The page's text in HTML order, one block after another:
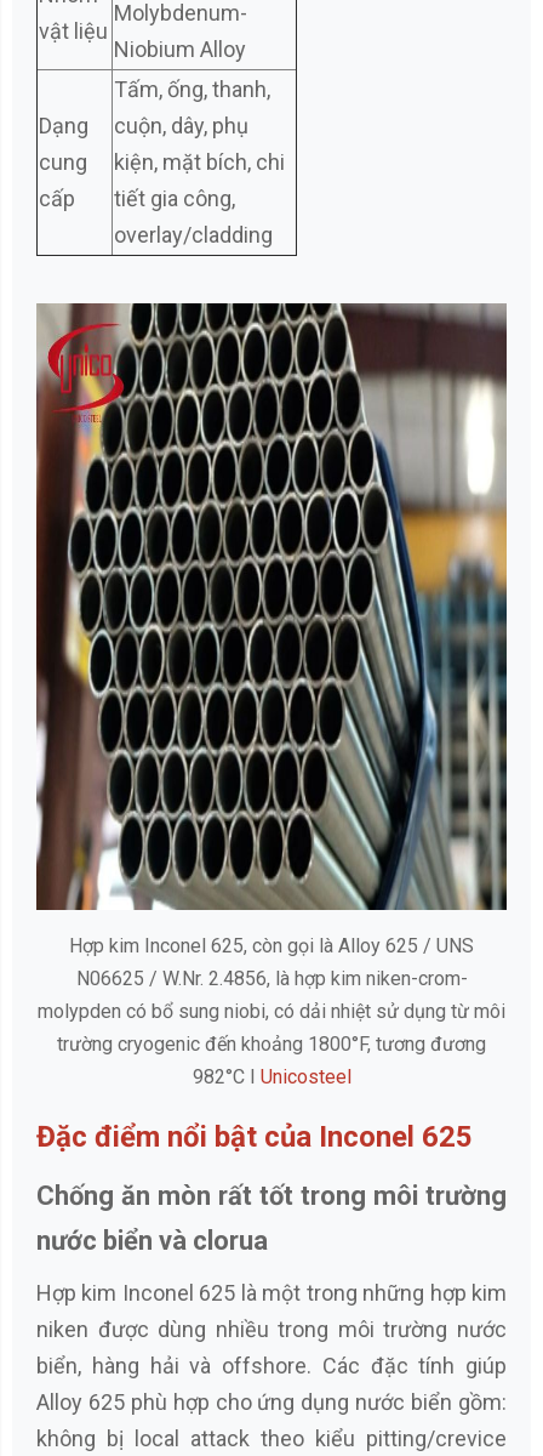
vật liệu
Molybdenum-
Niobium Alloy
Dạng
cung
cấp
Tấm, ống, thanh,
cuộn, dây, phụ
kiện, mặt bích, chi
tiết gia công,
overlay/cladding
Hợp kim Inconel 625, còn gọi là Alloy 625 / UNS
N06625 / W.Nr. 2.4856, là hợp kim niken-crom-
molypden có bổ sung niobi, có dải nhiệt sử dụng từ môi
trường cryogenic đến khoảng 1800°F, tương đương
982°C I Unicosteel
Đặc điểm nổi bật của Inconel 625
Chống ăn mòn rất tốt trong môi trường
nước biển và clorua
Hợp kim Inconel 625 là một trong những hợp kim
niken được dùng nhiều trong môi trường nước
biển, hàng hải và offshore. Các đặc tính giúp
Alloy 625 phù hợp cho ứng dụng nước biển gồm:
không bị local attack theo kiểu pitting/crevice